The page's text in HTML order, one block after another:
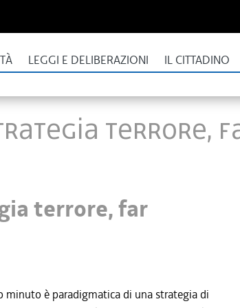
LEGGI E DELIBERAZIONI IL CITTADINO
terrore,
terrore, far
minuto è paradigmatica di una strategia di